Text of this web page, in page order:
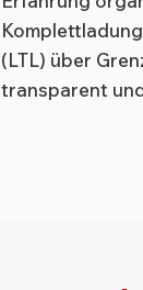
(LTL) über
transparent